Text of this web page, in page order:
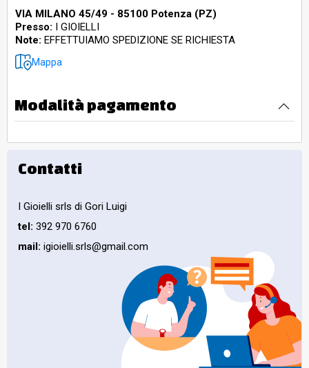
VIA MILANO 45/49 - 85100 Potenza (PZ)
Presso: I GIOIELLI
Note: EFFETTUIAMO SPEDIZIONE SE RICHIESTA
Mappa
Modalità pagamento
Contatti
I Gioielli srls di Gori Luigi
tel: 392 970 6760
mail: igioielli.srls@gmail.com